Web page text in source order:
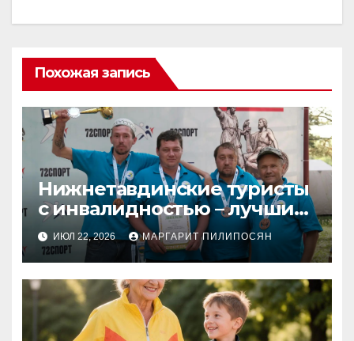
Похожая запись
Нижнетавдинские туристы
с инвалидностью – лучшие
в регионе!
ИЮЛ 22, 2026 МАРГАРИТ ПИЛИПОСЯН